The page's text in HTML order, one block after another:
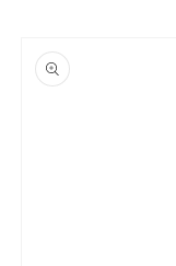
informations
produits